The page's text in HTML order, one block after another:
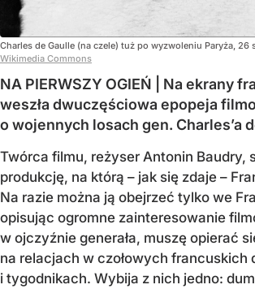
Charles de Gaulle (na czele) tuż po wyzwoleniu Paryża, 26
Wikimedia Commons
NA PIERWSZY OGIEŃ | Na ekrany
weszła dwuczęściowa epopeja
o wojennych losach gen. Charles’a
Twórca filmu, reżyser Antonin Baudry,
produkcję, na którą – jak się zdaje –
Na razie można ją obejrzeć tylko we
opisując ogromne zainteresowanie
w ojczyźnie generała, muszę opierać
na relacjach w czołowych francuskich
i tygodnikach. Wybija z nich jedno: